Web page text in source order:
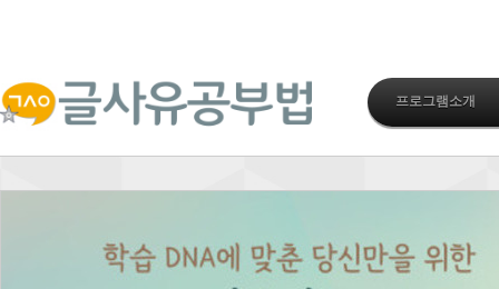
프로그램소개